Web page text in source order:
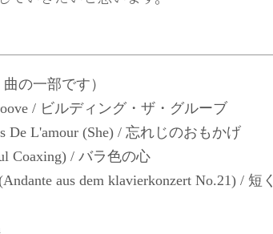
の一部です）
/ ビルディング・ザ・グルーブ
De L'amour (She) / 忘れじのおもかげ
Coaxing) / バラ色の心
aus dem klavierkonzert No.21) / 短く